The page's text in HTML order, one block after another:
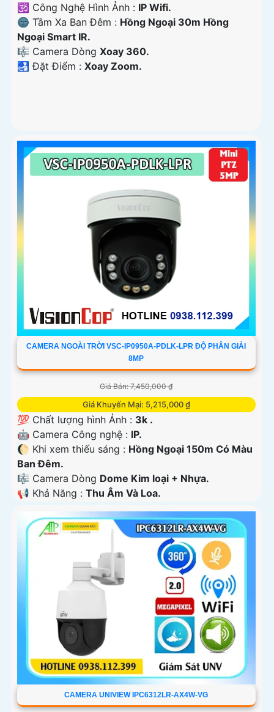
🕉️ Công Nghệ Hình Ảnh : IP Wifi.
🌚 Tầm Xa Ban Đêm : Hồng Ngoại 30m Hồng
Ngoại Smart IR.
🎼️ Camera Dòng Xoay 360.
️🛃 Đặt Điểm : Xoay Zoom.
CAMERA NGOÀI TRỜI VSC-IP0950A-PDLK-LPR ĐỘ PHÂN GIẢI
8MP
Giá Bán: 7,450,000 ₫
Giá Khuyến Mại: 5,215,000 ₫
💯 Chất lượng hình Ảnh : 3k .
🤖️ Camera Công nghệ : IP.
🌔 Khi xem thiếu sáng : Hồng Ngoại 150m Có Màu
Ban Ðêm.
🎼️ Camera Dòng Dome Kim loại + Nhựa.
️📢 Khả Năng : Thu Âm Và Loa.
CAMERA UNIVIEW IPC6312LR-AX4W-VG